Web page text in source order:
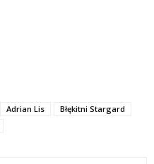
Adrian Lis
Błękitni Stargard